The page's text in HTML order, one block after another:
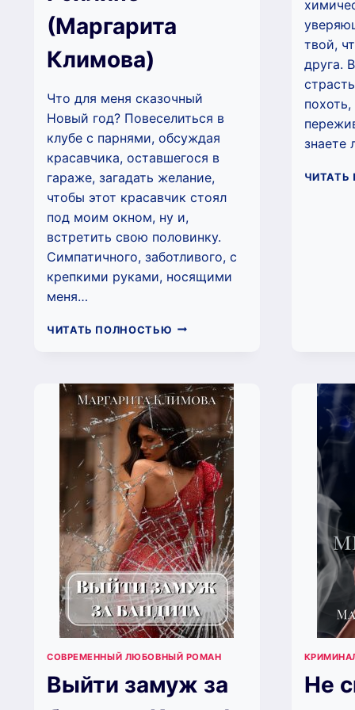
(Маргарита
Климова)
Что для меня сказочный
Новый год? Повеселиться в
клубе с парнями, обсуждая
красавчика, оставшегося в
гараже, загадать желание,
чтобы этот красавчик стоял
под моим окном, ну и,
встретить свою половинку.
Симпатичного, заботливого, с
крепкими руками, носящими
меня…
ЧИТАТЬ ПОЛНОСТЬЮ ЗАНОЗА
НОВОГОДНИЙ
ПЕРЕПОЛОХ
РЭЙЛИНЕ
(МАРГАРИТА
КЛИМОВА)
твой,
друга.
знаете
СОВРЕМЕННЫЙ ЛЮБОВНЫЙ РОМАН
Выйти замуж за
Не